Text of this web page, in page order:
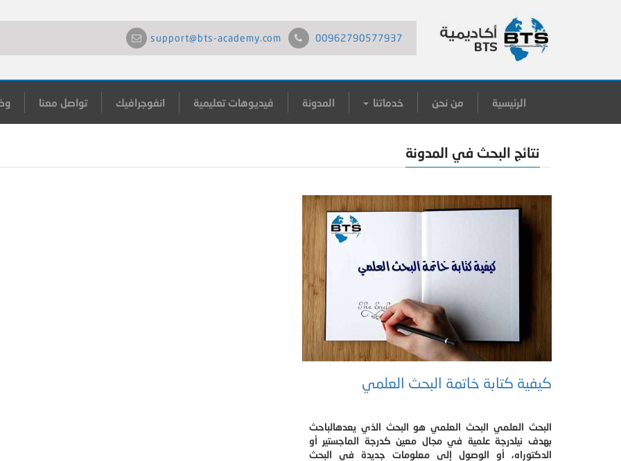
00962790577937
support@bts-academy.com
الرئيسية من نحن خدماتنا المدونة فيديوهات تعليمية انفوجرافيك تواصل معنا
نتائج البحث في المدونة
كيفية كتابة خاتمة البحث العلمي
البحث العلمي البحث العلمي هو البحث الذي يعدهالباحث
بهدف نيلدرجة علمية في مجال معين كدرجة الماجستير أو
الدكتوراه، أو الوصول إلى معلومات جديدة في البحث